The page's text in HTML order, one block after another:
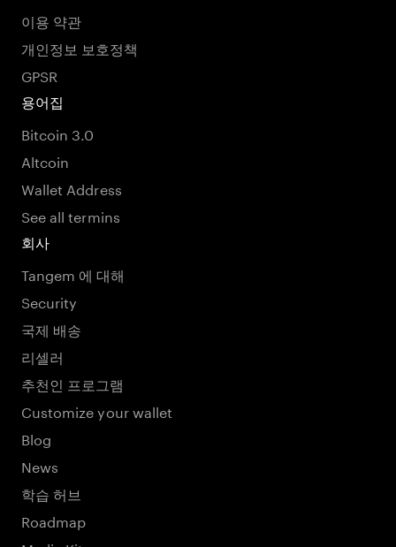
이용 약관
개인정보 보호정책
GPSR
용어집
Bitcoin 3.0
Altcoin
Wallet Address
See all termins
회사
Tangem 에 대해
Security
국제 배송
리셀러
추천인 프로그램
Customize your wallet
Blog
News
학습 허브
Roadmap